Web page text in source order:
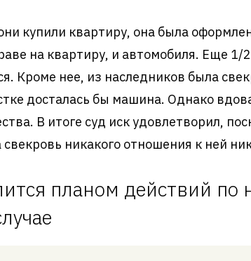
купили квартиру, она была
на квартиру, и автомобиля. Еще 1/
Кроме нее, из наследников была
досталась бы машина. Однако
В итоге суд иск удовлетворил,
никакого отношения к ней
планом действий по